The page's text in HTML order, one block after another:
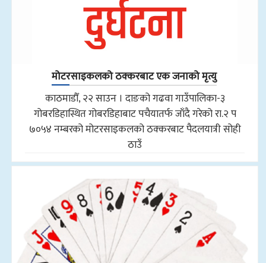
मोटरसाइकलको ठक्करबाट एक जनाको मृत्यु
काठमाडौँ, २२ साउन । दाङको गढवा गाउँपालिका-३
गोबरडिहास्थित गोबरडिहाबाट पचैयातर्फ जाँदै गरेको रा.२ प
७०५४ नम्बरको मोटरसाइकलको ठक्करबाट पैदलयात्री सोही
ठाउँ